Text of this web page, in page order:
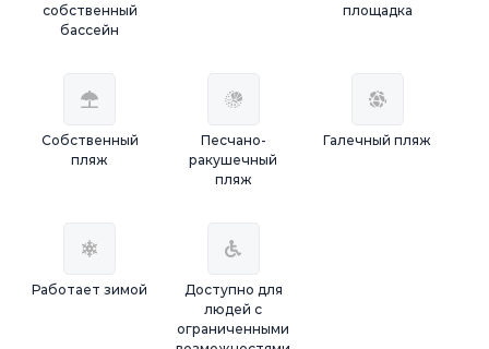
собственный
бассейн
площадка
Собственный
пляж
Песчано-
ракушечный
пляж
Галечный пляж
Работает зимой
Доступно для
людей с
ограниченными